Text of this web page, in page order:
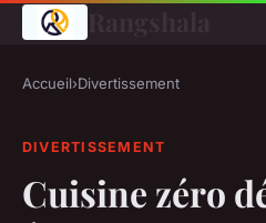
Accueil›Divertissement
DIVERTISSEMENT
Cuisine zéro